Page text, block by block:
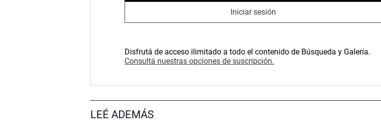
Iniciar sesión
Disfrutá de acceso ilimitado a todo el contenido de Búsqueda y Galería.
Consultá nuestras opciones de suscripción.
LEÉ ADEMÁS